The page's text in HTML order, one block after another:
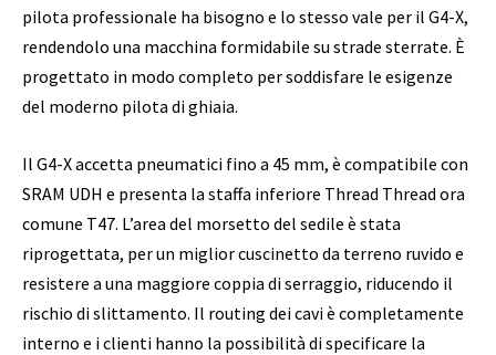
pilota professionale ha bisogno e lo stesso vale per il G4-X,
rendendolo una macchina formidabile su strade sterrate. È
progettato in modo completo per soddisfare le esigenze
del moderno pilota di ghiaia.
Il G4-X accetta pneumatici fino a 45 mm, è compatibile con
SRAM UDH e presenta la staffa inferiore Thread Thread ora
comune T47. L’area del morsetto del sedile è stata
riprogettata, per un miglior cuscinetto da terreno ruvido e
resistere a una maggiore coppia di serraggio, riducendo il
rischio di slittamento. Il routing dei cavi è completamente
interno e i clienti hanno la possibilità di specificare la